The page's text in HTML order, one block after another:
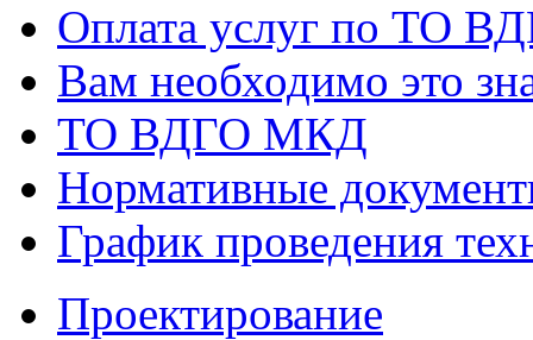
Оплата услуг по ТО
Вам необходимо это
ТО ВДГО МКД
Нормативные
График проведения
Проектирование